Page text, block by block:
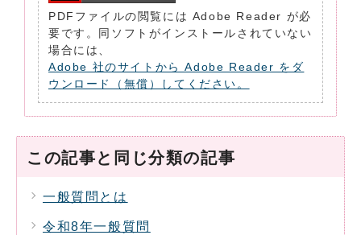
PDFファイルの閲覧には Adobe Reader が必
要です。同ソフトがインストールされていない
場合には、
Adobe 社のサイトから Adobe Reader をダ
ウンロード（無償）してください。
この記事と同じ分類の記事
一般質問とは
令和8年一般質問